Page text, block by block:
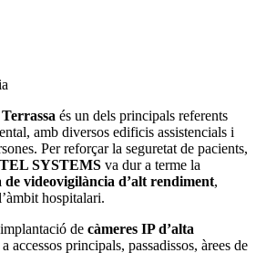
és un dels principals referents
amb diversos edificis assistencials i
Per reforçar la seguretat de pacients,
SYSTEMS va dur a terme la
de videovigilància d’alt rendiment,
hospitalari.
de càmeres IP d’alta
accessos principals, passadissos, àrees de